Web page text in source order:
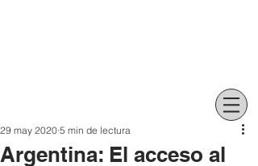
Argentina: El acceso al
29 may 2020 5 min de lectura